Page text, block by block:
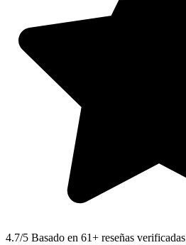
4.7/5 Basado en 61+ reseñas verificadas